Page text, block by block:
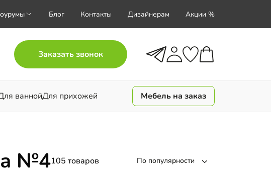
Блог Контакты Дизайнерам Акции %
Заказать звонок
ваннойДля прихожей Мебель на заказ
№4105 товаров По популярности